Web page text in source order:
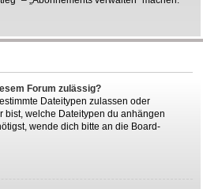
Forum zulässig?
Dateitypen zulassen oder
bist, welche Dateitypen du anhängen
wende dich bitte an die Board-